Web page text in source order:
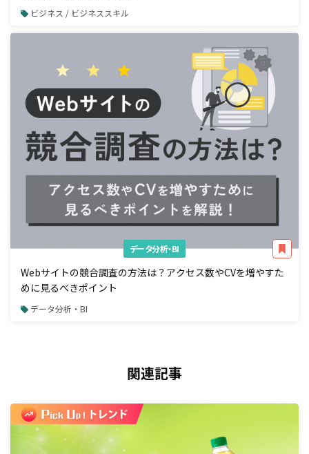
ビジネス / ビジネススキル
データ分析・BI
Webサイトの競合調査の方法は？アクセス数やCVを増やすた
めに見るべきポイント
データ分析・BI
関連記事